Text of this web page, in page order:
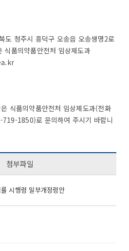
도 청주시 흥덕구 오송읍 오송생명2로
식품의약품안전처 임상제도과
식품의약품안전처 임상제도과(전화
1850)로 문의하여 주시기 바랍니
첨부파일
시행령 일부개정령안